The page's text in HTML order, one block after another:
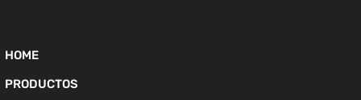
HOME
PRODUCTOS